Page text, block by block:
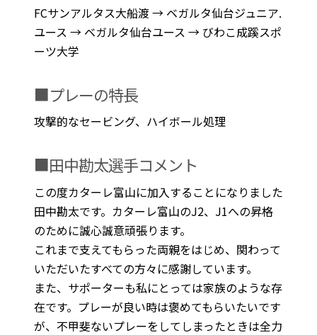
FCサンアルタス大船渡 → ベガルタ仙台ジュニア.
ユース → ベガルタ仙台ユース → びわこ成蹊スポ
ーツ大学
■プレーの特長
攻撃的なセービング、ハイボール処理
■田中勘太選手コメント
この度カターレ富山に加入することになりました
田中勘太です。カターレ富山のJ2、J1への昇格
のために誠心誠意頑張ります。
これまで支えてもらった両親をはじめ、関わって
いただいたすべての方々に感謝しています。
また、サポーターも私にとっては家族のような存
在です。プレーが良い時は褒めてもらいたいです
が、不甲斐ないプレーをしてしまったときは全力